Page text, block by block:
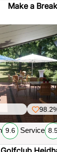
Make a Break
9.6 Service